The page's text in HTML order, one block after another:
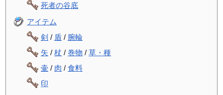
死者の谷底
アイテム
剣 / 盾 / 腕輪
矢 /杖 /巻物 /草・種
壷 / 肉 /食料
印